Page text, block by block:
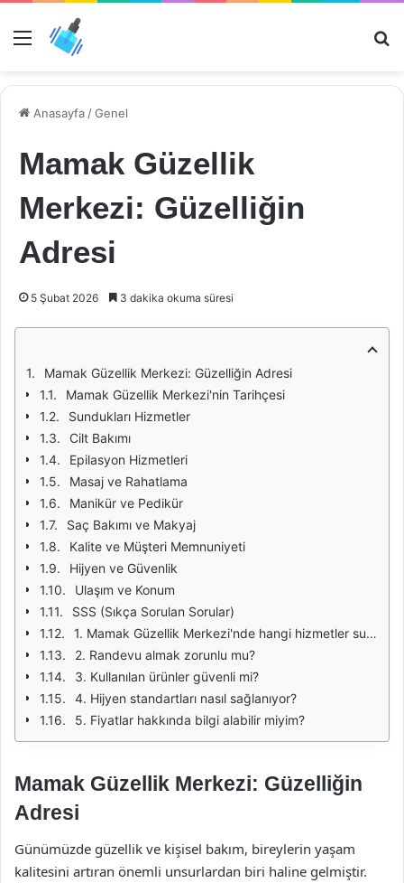
Menü
Anasayfa /Genel
Mamak Güzellik
Merkezi: Güzelliğin
Adresi
5 Şubat 2026 3 dakika okuma süresi
Mamak Güzellik Merkezi: Güzelliğin Adresi
Mamak Güzellik Merkezi'nin Tarihçesi
Sundukları Hizmetler
Cilt Bakımı
Epilasyon Hizmetleri
Masaj ve Rahatlama
Manikür ve Pedikür
Saç Bakımı ve Makyaj
Kalite ve Müşteri Memnuniyeti
Hijyen ve Güvenlik
Ulaşım ve Konum
SSS (Sıkça Sorulan Sorular)
1. Mamak Güzellik Merkezi'nde hangi hizmetler sunulmaktadır?
2. Randevu almak zorunlu mu?
3. Kullanılan ürünler güvenli mi?
4. Hijyen standartları nasıl sağlanıyor?
5. Fiyatlar hakkında bilgi alabilir miyim?
Mamak Güzellik Merkezi: Güzelliğin
Adresi
Günümüzde güzellik ve kişisel bakım, bireylerin yaşam
kalitesini artıran önemli unsurlardan biri haline gelmiştir.